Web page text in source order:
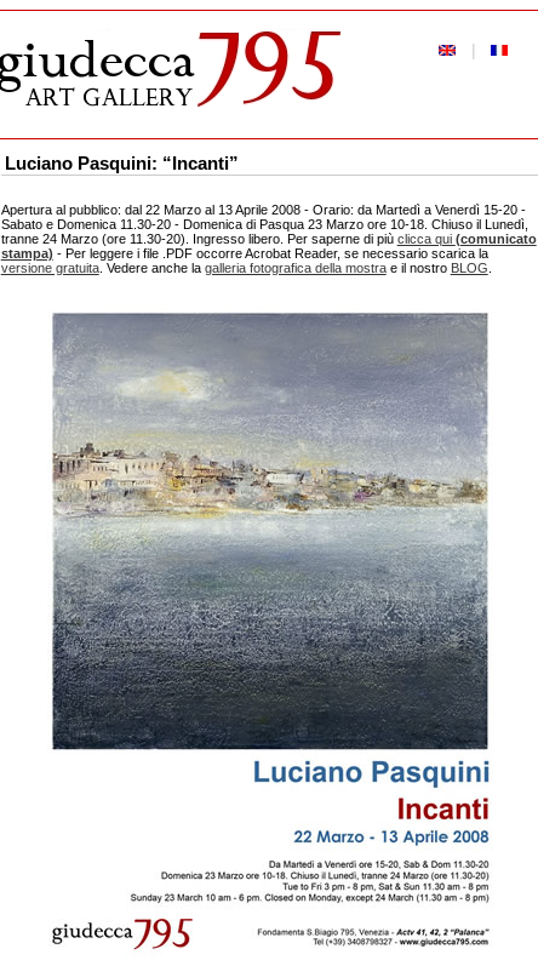
|
Luciano Pasquini: “Incanti”
Apertura al pubblico: dal 22 Marzo al 13 Aprile 2008 - Orario: da Martedì a Venerdì 15-20 -
Sabato e Domenica 11.30-20 - Domenica di Pasqua 23 Marzo ore 10-18. Chiuso il Lunedì,
tranne 24 Marzo (ore 11.30-20). Ingresso libero. Per saperne di più clicca qui (comunicato
stampa) - Per leggere i file .PDF occorre Acrobat Reader, se necessario scarica la
versione gratuita. Vedere anche la galleria fotografica della mostrae il nostro BLOG